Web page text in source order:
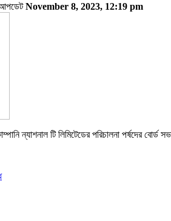
আপডেটNovember 8, 2023, 12:19 pm
ন্যাশনাল টি লিমিটেডের পরিচালনা পর্ষদের বোর্ড